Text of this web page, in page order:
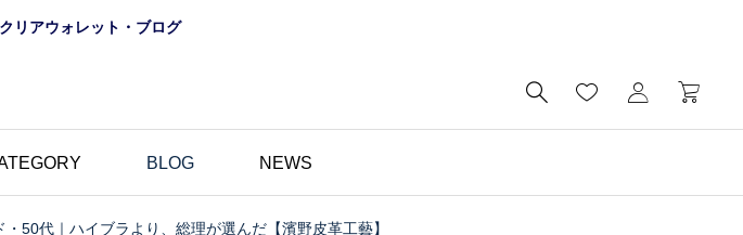
リアウォレット・ブログ

BLOG NEWS
50代｜ハイブラより、総理が選んだ【濱野皮革工藝】